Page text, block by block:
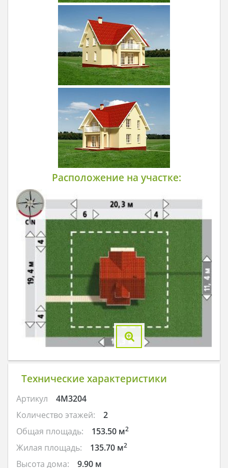
Расположение на участке:
Технические характеристики
Артикул
4M3204
Количество этажей:
2
Общая площадь:
153.50 м2
Жилая площадь: 135.70 м2
Высота дома: 9.90 м